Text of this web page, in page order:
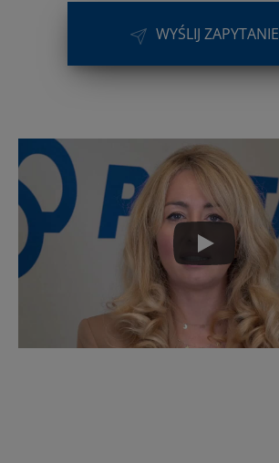
WYŚLIJ ZAPYTANIE